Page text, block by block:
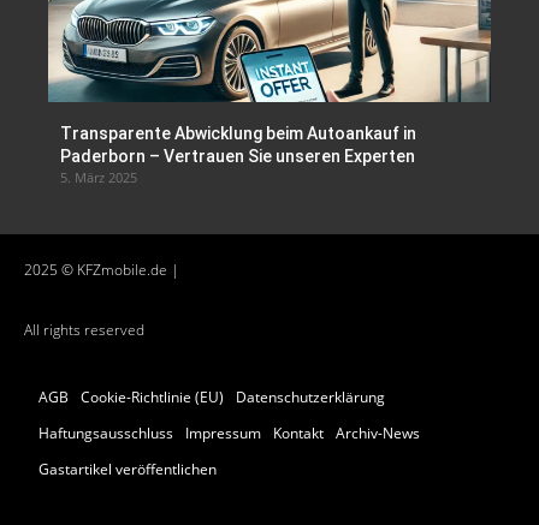
Transparente Abwicklung beim Autoankauf in
Paderborn – Vertrauen Sie unseren Experten
5. März 2025
2025 © KFZmobile.de |
All rights reserved
AGB Cookie-Richtlinie (EU)
Datenschutzerklärung
Haftungsausschluss
Impressum Kontakt Archiv-News
Gastartikel veröffentlichen